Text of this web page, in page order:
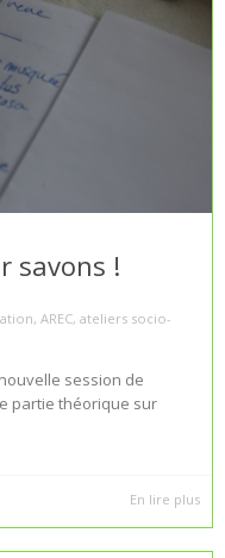
savons !
, AREC, ateliers socio-
session de
partie théorique sur
En lire plus